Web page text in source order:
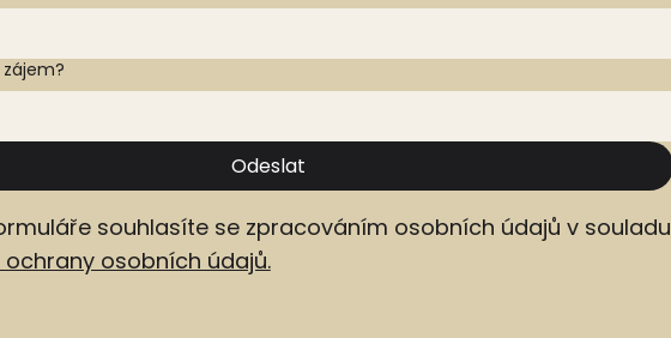
Odeslat
souhlasíte se zpracováním osobních údajů v souladu
osobních údajů.